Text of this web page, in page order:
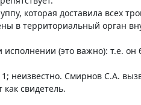
которая доставила всех
в территориальный орган
(это важно): т.е.
неизвестно. Смирнов С.А.
свидетель.